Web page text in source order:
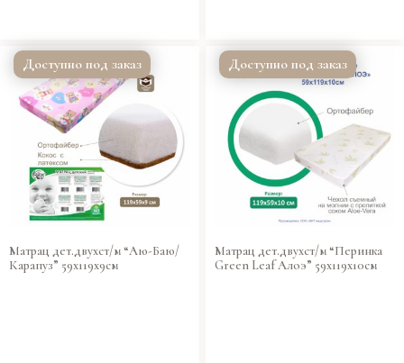
Доступно под заказ
Матрац дет.двухст/м “Аю-Баю/
Карапуз” 59х119х9см
Доступно под заказ
Матрац дет.двухст/м “Перинка
Green Leaf Алоэ” 59х119х10см